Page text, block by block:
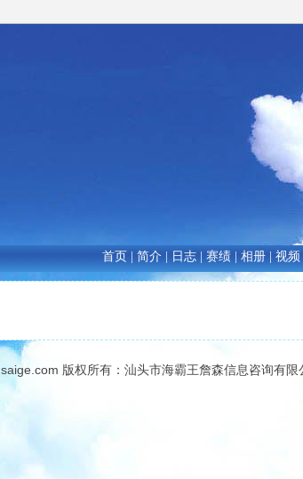
首页 简介 日志 赛绩 相册 视频
saige.com 版权所有：汕头市海霸王詹森信息咨询有限